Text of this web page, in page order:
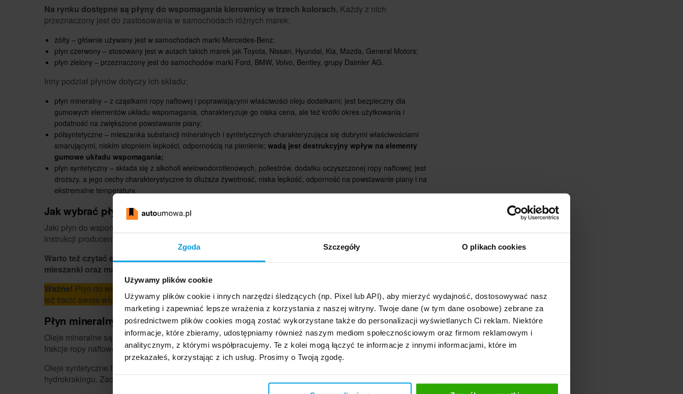
Zgoda Szczegóły O plikach cookies
Używamy plików cookie
Używamy plików cookie i innych narzędzi śledzących (np. Pixel lub API), aby mierzyć wydajność, dostosowywać nasz
marketing i zapewniać lepsze wrażenia z korzystania z naszej witryny. Twoje dane (w tym dane osobowe) zebrane za
pośrednictwem plików cookies mogą zostać wykorzystane także do personalizacji wyświetlanych Ci reklam. Niektóre
informacje, które zbieramy, udostępniamy również naszym mediom społecznościowym oraz firmom reklamowym i
analitycznym, z którymi współpracujemy. Te z kolei mogą łączyć te informacje z innymi informacjami, które im
przekazałeś, korzystając z ich usług. Prosimy o Twoją zgodę.
Na rynku dostępne są płyny do wspomagania kierownicy w trzech kolorach. Każdy z nich
przeznaczony jest do zastosowania w samochodach różnych marek:
żółty – głównie używany jest w samochodach marki Mercedes-Benz;
płyn czerwony – stosowany jest w autach takich marek jak Toyota, Nissan, Hyundai, Kia, Mazda, General Motors;
płyn zielony – przeznaczony jest do samochodów marki Ford, BMW, Volvo, Bentley, grupy Daimler AG.
Inny podział płynów dotyczy ich składu:
płyn mineralny – z cząstkami ropy naftowej i poprawiającymi właściwości oleju dodatkami; jest bezpieczny dla
gumowych elementów układu wspomagania, charakteryzuje go niska cena, ale też krótki okres użytkowania i
podatność na zwiększone powstawanie piany;
półsyntetyczne – mieszanka substancji mineralnych i syntetycznych charakteryzująca się dobrymi właściwościami
smarującymi, niskim stopniem lepkości, odpornością na pienienie; wadą jest destrukcyjny wpływ na elementy
gumowe układu wspomagania;
płyn syntetyczny – składa się z alkoholi wielowodorotlenowych, poliestrów, dodatku oczyszczonej ropy naftowej; jest
droższy, a jego cechy charakterystyczne to dłuższa żywotność, niska lepkość, odporność na powstawanie piany i na
ekstremalne temperatury.
Jak wybrać płyn do układu kierowniczego?
Jaki płyn do wspomagania kierownicy wybrać, który będzie najlepszy? Przede wszystkim należy sięgnąć do
instrukcji producenta pojazdu, szukając tam informacji i wskazówek.
Warto też czytać etykiety na płynach do wspomagania, na których znajdują się informacje o składzie
mieszanki oraz markach pojazdów, dla których przeznaczony jest dany preparat.
Ważne! Płyn do wspomagania kierownicy należy wymieniać, ponieważ w trakcie pracy zużywa się, może
też tracić swoje właściwości.
Płyn mineralny a syntetyczny płyn – różnice
Oleje mineralne są zazwyczaj tańsze, radzą sobie w temperaturach -40℃/+90℃, ich bazą są rafinowane
frakcje ropy naftowej.
Oleje syntetyczne bazują na polialkoholach, frakcjach naftowych rafinowanych z użyciem metody
hydrokrakingu. Zachowują swoje właściwości w temperaturach -40℃/+130-150℃.